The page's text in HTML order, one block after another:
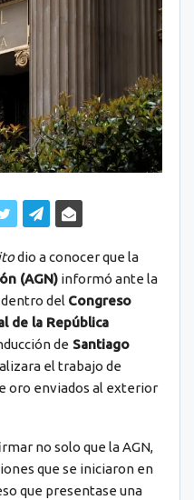
dio a conocer que la
(AGN) informó ante la
del Congreso
de la República
de Santiago
el trabajo de
oro enviados al exterior
no solo que la AGN,
que se iniciaron en
que presentase una